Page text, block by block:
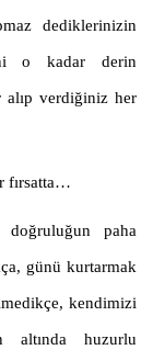
dediklerinizin
o kadar derin
alıp verdiğiniz her
fırsatta…
doğruluğun paha
günü kurtarmak
kendimizi
altında huzurlu